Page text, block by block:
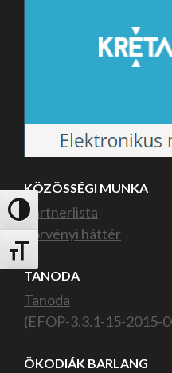
Nagy kontraszt váltása
Betűméret váltása
KÖZÖSSÉGI MUNKA
Partnerlista
Törvényi háttér
TANODA
Tanoda
(EFOP-3.3.1-15-2015-
ÖKODIÁK BARLANG